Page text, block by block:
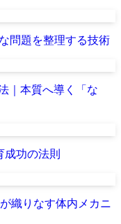
問題を整理する技術
｜本質へ導く「な
功の法則
織りなす体内メカニ